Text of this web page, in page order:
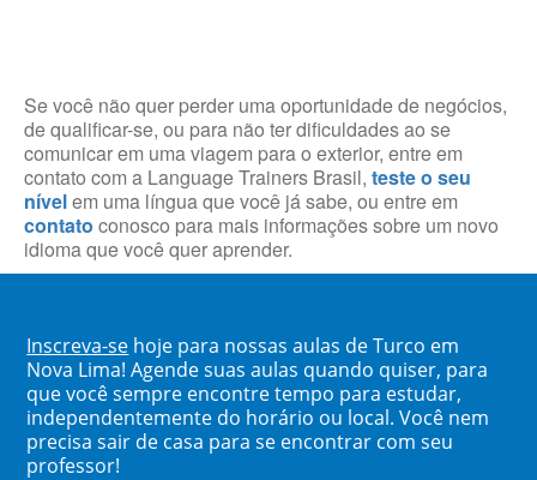
Se você não quer perder uma oportunidade de negócios,
de qualificar-se, ou para não ter dificuldades ao se
comunicar em uma viagem para o exterior, entre em
contato com a Language Trainers Brasil, teste o seu
nívelem uma língua que você já sabe, ou entre em
contato conosco para mais informações sobre um novo
idioma que você quer aprender.
Inscreva-se hoje para nossas aulas de Turco em
Nova Lima! Agende suas aulas quando quiser, para
que você sempre encontre tempo para estudar,
independentemente do horário ou local. Você nem
precisa sair de casa para se encontrar com seu
professor!